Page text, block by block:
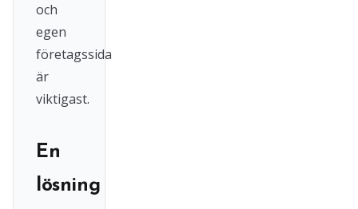
och
egen
företagssida
är
viktigast.
En
lösning